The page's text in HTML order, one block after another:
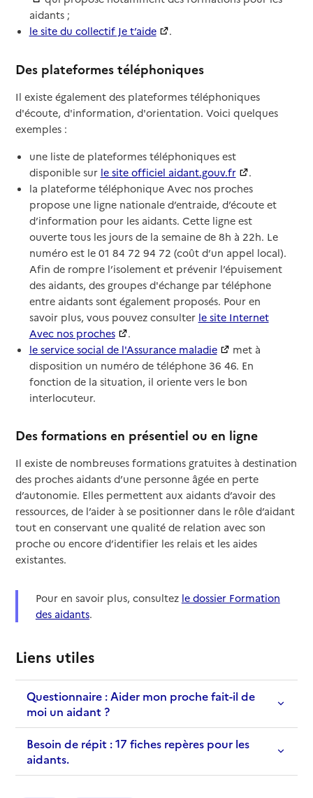
aidants ;
le site du collectif Je t’aide
.
Des plateformes téléphoniques
Il existe également des plateformes téléphoniques
d'écoute, d'information, d'orientation. Voici quelques
exemples :
une liste de plateformes téléphoniques est
disponible sur le site officiel aidant.gouv.fr
.
la plateforme téléphonique Avec nos proches
propose une ligne nationale d’entraide, d’écoute et
d’information pour les aidants. Cette ligne est
ouverte tous les jours de la semaine de 8h à 22h. Le
numéro est le 01 84 72 94 72 (coût d’un appel local).
Afin de rompre l’isolement et prévenir l’épuisement
des aidants, des groupes d'échange par téléphone
entre aidants sont également proposés. Pour en
savoir plus, vous pouvez consulter le site Internet
Avec nos proches
.
le service social de l'Assurance maladie
met à
disposition un numéro de téléphone 36 46. En
fonction de la situation, il oriente vers le bon
interlocuteur.
Des formations en présentiel ou en ligne
Il existe de nombreuses formations gratuites à destination
des proches aidants d’une personne âgée en perte
d’autonomie. Elles permettent aux aidants d’avoir des
ressources, de l’aider à se positionner dans le rôle d’aidant
tout en conservant une qualité de relation avec son
proche ou encore d’identifier les relais et les aides
existantes.
Pour en savoir plus, consultez le dossier Formation
des aidants.
Liens utiles
Questionnaire : Aider mon proche fait-il de
moi un aidant ?
Besoin de répit : 17 fiches repères pour les
aidants.